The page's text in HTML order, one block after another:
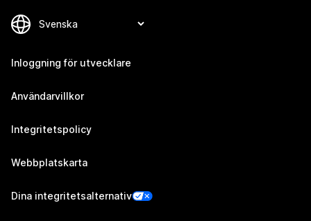
Inloggning för utvecklare
Användarvillkor
Integritetspolicy
Webbplatskarta
Dina integritetsalternativ